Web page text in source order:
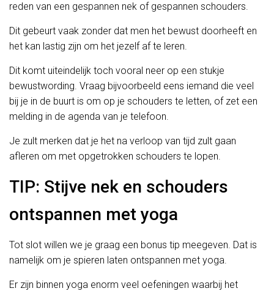
reden van een gespannen nek of gespannen schouders.
Dit gebeurt vaak zonder dat men het bewust doorheeft en
het kan lastig zijn om het jezelf af te leren.
Dit komt uiteindelijk toch vooral neer op een stukje
bewustwording. Vraag bijvoorbeeld eens iemand die veel
bij je in de buurt is om op je schouders te letten, of zet een
melding in de agenda van je telefoon.
Je zult merken dat je het na verloop van tijd zult gaan
afleren om met opgetrokken schouders te lopen.
TIP: Stijve nek en schouders
ontspannen met yoga
Tot slot willen we je graag een bonus tip meegeven. Dat is
namelijk om je spieren laten ontspannen met yoga.
Er zijn binnen yoga enorm veel oefeningen waarbij het